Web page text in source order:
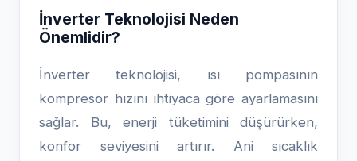
İnverter Teknolojisi Neden
Önemlidir?
İnverter teknolojisi, ısı pompasının
kompresör hızını ihtiyaca göre ayarlamasını
sağlar. Bu, enerji tüketimini düşürürken,
konfor seviyesini artırır. Ani sıcaklık